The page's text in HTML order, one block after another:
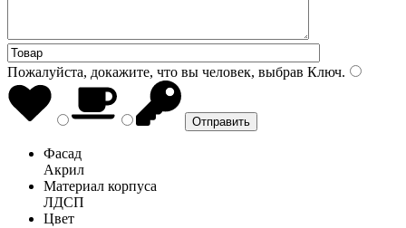
Пожалуйста, докажите, что вы человек, выбрав Ключ.
Фасад
Акрил
Материал корпуса
ЛДСП
Цвет